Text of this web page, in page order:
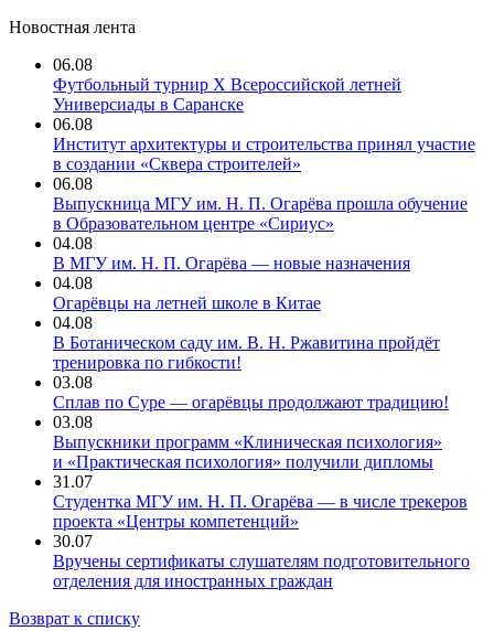
Новостная лента
06.08
Футбольный турнир X Всероссийской летней
Универсиады в Саранске
06.08
Институт архитектуры и строительства принял участие
в создании «Сквера строителей»
06.08
Выпускница МГУ им. Н. П. Огарёва прошла обучение
в Образовательном центре «Сириус»
04.08
В МГУ им. Н. П. Огарёва — новые назначения
04.08
Огарёвцы на летней школе в Китае
04.08
В Ботаническом саду им. В. Н. Ржавитина пройдёт
тренировка по гибкости!
03.08
Сплав по Суре — огарёвцы продолжают традицию!
03.08
Выпускники программ «Клиническая психология»
и «Практическая психология» получили дипломы
31.07
Студентка МГУ им. Н. П. Огарёва — в числе трекеров
проекта «Центры компетенций»
30.07
Вручены сертификаты слушателям подготовительного
отделения для иностранных граждан
Возврат к списку